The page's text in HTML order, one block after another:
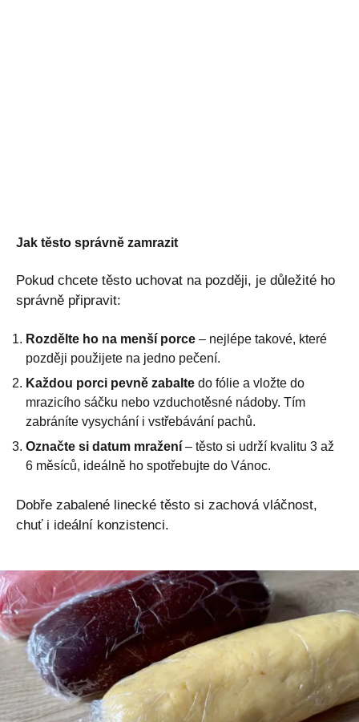
Jak těsto správně zamrazit
Pokud chcete těsto uchovat na později, je důležité ho
správně připravit:
Rozdělte ho na menší porce – nejlépe takové, které
později použijete na jedno pečení.
Každou porci pevně zabalte do fólie a vložte do
mrazicího sáčku nebo vzduchotěsné nádoby. Tím
zabráníte vysychání i vstřebávání pachů.
Označte si datum mražení – těsto si udrží kvalitu 3 až
6 měsíců, ideálně ho spotřebujte do Vánoc.
Dobře zabalené linecké těsto si zachová vláčnost,
chuť i ideální konzistenci.